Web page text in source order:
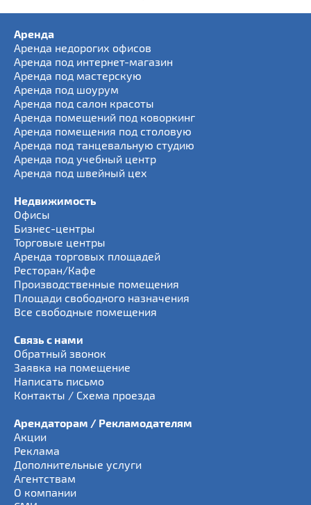
Аренда
Аренда недорогих офисов
Аренда под интернет-магазин
Аренда под мастерскую
Аренда под шоурум
Аренда под салон красоты
Аренда помещений под коворкинг
Аренда помещения под столовую
Аренда под танцевальную студию
Аренда под учебный центр
Аренда под швейный цех
Недвижимость
Офисы
Бизнес-центры
Торговые центры
Аренда торговых площадей
Ресторан/Кафе
Производственные помещения
Площади свободного назначения
Все свободные помещения
Связь с нами
Обратный звонок
Заявка на помещение
Написать письмо
Контакты / Схема проезда
Арендаторам / Рекламодателям
Акции
Реклама
Дополнительные услуги
Агентствам
О компании